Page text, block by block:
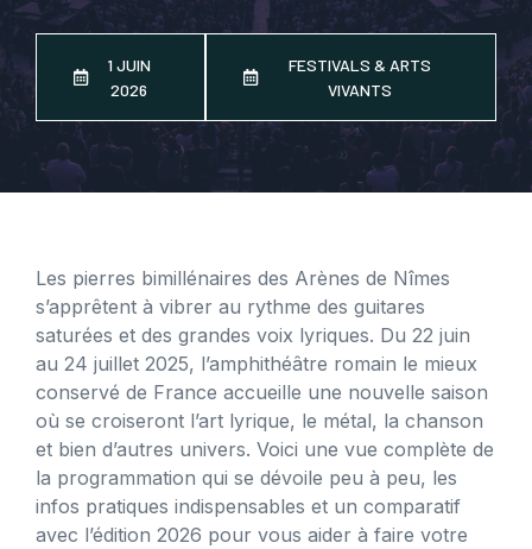
1 JUIN
2026
FESTIVALS & ARTS
VIVANTS
Les pierres bimillénaires des Arènes de Nîmes
s’apprêtent à vibrer au rythme des guitares
saturées et des grandes voix lyriques. Du 22 juin
au 24 juillet 2025, l’amphithéâtre romain le mieux
conservé de France accueille une nouvelle saison
où se croiseront l’art lyrique, le métal, la chanson
et bien d’autres univers. Voici une vue complète de
la programmation qui se dévoile peu à peu, les
infos pratiques indispensables et un comparatif
avec l’édition 2026 pour vous aider à faire votre